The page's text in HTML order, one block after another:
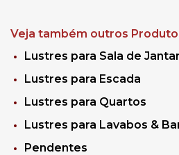
Veja também outros
Lustres para Sala de Jantar
Lustres para Escada
Lustres para Quartos
Lustres para Lavabos &
Pendentes